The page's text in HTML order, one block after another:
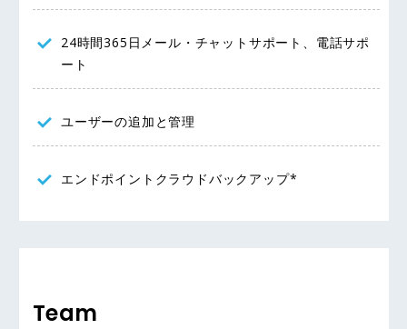
24時間365日メール・チャットサポート、電話サポ
ート
ユーザーの追加と管理
エンドポイントクラウドバックアップ*
Team